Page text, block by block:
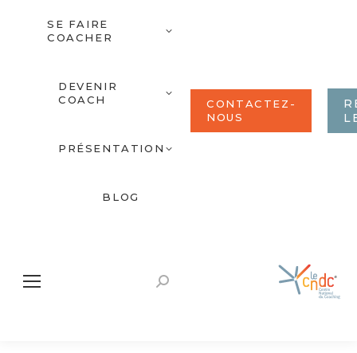
SE FAIRE
COACHER
DEVENIR
COACH
PRÉSENTATION
BLOG
CONTACTEZ-
NOUS
Recherche